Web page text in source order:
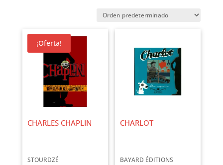
¡Oferta!
CHARLES CHAPLIN
STOURDZÉ
CHARLOT
BAYARD ÉDITIONS